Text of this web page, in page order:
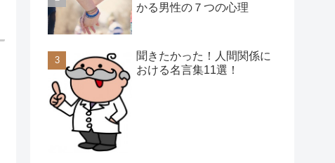
かる男性の７つの心理
聞きたかった！人間関係に
おける名言集11選！